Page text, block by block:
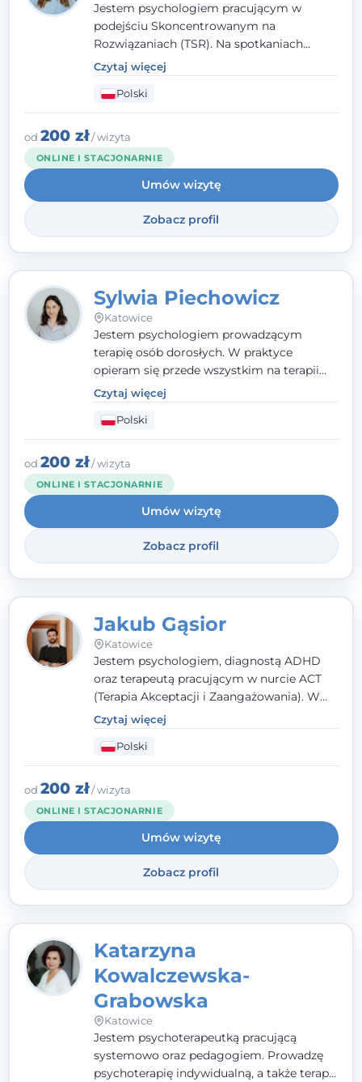
Jestem psychologiem pracującym w
podejściu Skoncentrowanym na
Rozwiązaniach (TSR). Na spotkaniach
pracuję w sposób dopasowany do Ciebie -
nawet jeśli na starcie nie wiesz dokładnie,
czego potrzebujesz, odkrywamy to razem,
krok po kroku. Towarzyszę dorosłym oraz
młodzieży od 13. roku życia.
Czytaj więcej
Polski
od 200 zł/ wizyta
ONLINE I STACJONARNIE
Umów wizytę
Zobacz profil
Sylwia Piechowicz
Katowice
Jestem psychologiem prowadzącym
terapię osób dorosłych. W praktyce
opieram się przede wszystkim na terapii
poznawczo-behawioralnej (CBT), a także na
podejściu skoncentrowanym na
rozwiązaniach (TSR) oraz Racjonalnej
Terapii Zachowania (RTZ). Dużą wagę
przykładam do relacji opartej na empatii,
poczuciu bezpieczeństwa i wzajemnym
zrozumieniu.
Czytaj więcej
Polski
od 200 zł/ wizyta
ONLINE I STACJONARNIE
Umów wizytę
Zobacz profil
Jakub Gąsior
Katowice
Jestem psychologiem, diagnostą ADHD
oraz terapeutą pracującym w nurcie ACT
(Terapia Akceptacji i Zaangażowania). W
kontakcie z pacjentem najważniejsze są dla
mnie serdeczność, zrozumienie i atmosfera
pełna ciepła. Wierzę, że skuteczna terapia
to wspólne działanie - razem tworzymy
zespół, który szuka rozwiązań.
Czytaj więcej
Polski
od 200 zł/ wizyta
ONLINE I STACJONARNIE
Umów wizytę
Zobacz profil
Katarzyna
Kowalczewska-
Grabowska
Katowice
Jestem psychoterapeutką pracującą
systemowo oraz pedagogiem. Prowadzę
psychoterapię indywidualną, a także terapię